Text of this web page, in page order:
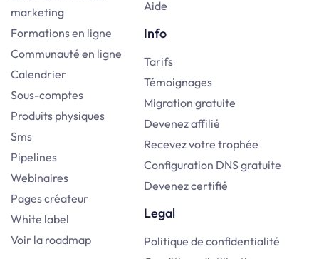
marketing
Formations en ligne
Communauté en ligne
Calendrier
Sous-comptes
Produits physiques
Sms
Pipelines
Webinaires
Pages créateur
White label
Voir la roadmap
Aide
Info
Tarifs
Témoignages
Migration gratuite
Devenez affilié
Recevez votre trophée
Configuration DNS gratuite
Devenez certifié
Legal
Politique de confidentialité